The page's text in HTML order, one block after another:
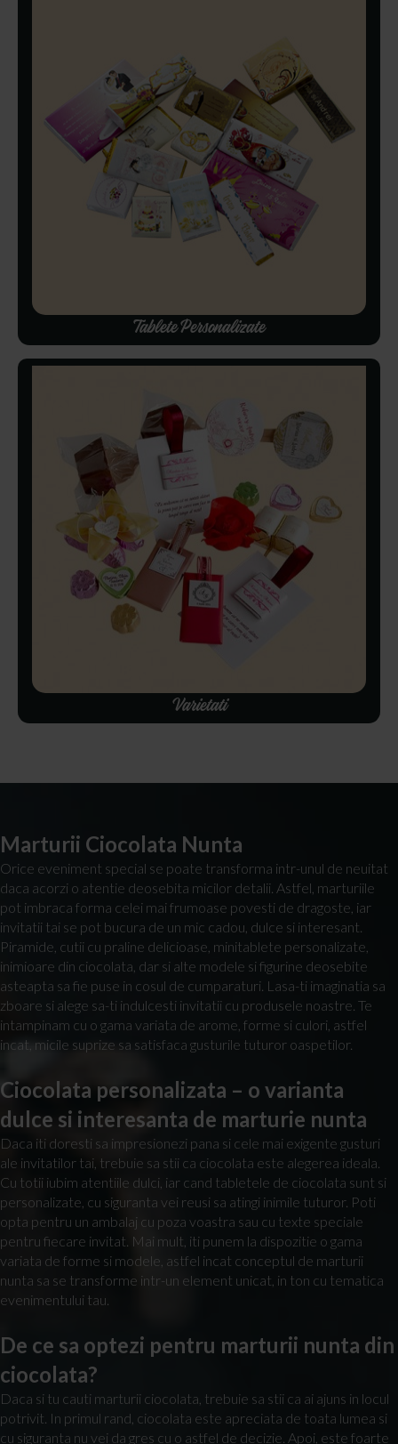
Tablete Personalizate
Varietati
Marturii Ciocolata Nunta
Orice eveniment special se poate transforma intr-unul de neuitat
daca acorzi o atentie deosebita micilor detalii. Astfel, marturiile
pot imbraca forma celei mai frumoase povesti de dragoste, iar
invitatii tai se pot bucura de un mic cadou, dulce si interesant.
Piramide, cutii cu praline delicioase, minitablete personalizate,
inimioare din ciocolata, dar si alte modele si figurine deosebite
asteapta sa fie puse in cosul de cumparaturi. Lasa-ti imaginatia sa
zboare si alege sa-ti indulcesti invitatii cu produsele noastre. Te
intampinam cu o gama variata de arome, forme si culori, astfel
incat, micile suprize sa satisfaca gusturile tuturor oaspetilor.
Ciocolata personalizata – o varianta
dulce si interesanta de marturie nunta
Daca iti doresti sa impresionezi pana si cele mai exigente gusturi
ale invitatilor tai, trebuie sa stii ca ciocolata este alegerea ideala.
Cu totii iubim atentiile dulci, iar cand tabletele de ciocolata sunt si
personalizate, cu siguranta vei reusi sa atingi inimile tuturor. Poti
opta pentru un ambalaj cu poza voastra sau cu texte speciale
pentru fiecare invitat. Mai mult, iti punem la dispozitie o gama
variata de forme si modele, astfel incat conceptul de marturii
nunta sa se transforme intr-un element unicat, in ton cu tematica
evenimentului tau.
De ce sa optezi pentru marturii nunta din
ciocolata?
Daca si tu cauti marturii ciocolata, trebuie sa stii ca ai ajuns in locul
potrivit. In primul rand, ciocolata este apreciata de toata lumea si
cu siguranta nu vei da gres cu o astfel de decizie. Apoi, este foarte